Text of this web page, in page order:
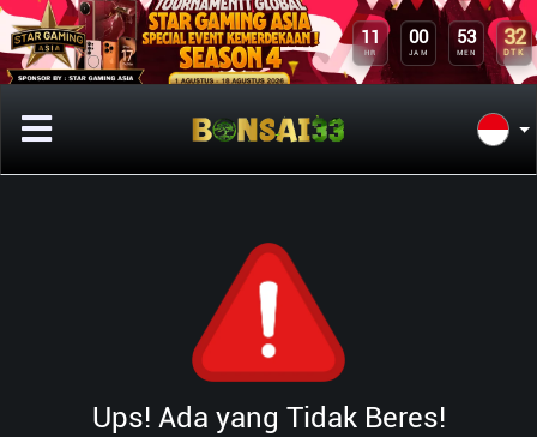
11
HR
00
JAM
53
MEN
32
DTK
Ups! Ada yang Tidak Beres!